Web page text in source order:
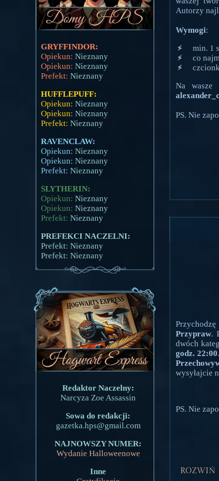
GRYFFINDOR:
Opiekun: Nieznany
Opiekun: Nieznany
Prefekt: Nieznany
HUFFLEPUFF:
Opiekun: Nieznany
Opiekun: Nieznany
Prefekt: Nieznany
RAVENCLAW:
Opiekun: Nieznany
Opiekun: Nieznany
Prefekt: Nieznany
SLYTHERIN:
Opiekun: Nieznany
Opiekun: Nieznany
Prefekt: Nieznany
PREFEKCI NACZELNI:
Prefekt: Nieznany
Prefekt: Nieznany
Redaktor Naczelny:
Narcyza Zoe Assassin
Sowa do redakcji:
gazetka.hps@gmail.com
NAJNOWSZY NUMER:
Wydanie Halloweenowe
Inne
Autorzy
Wymogi:
min. 1
co
Na wasze
PS. Nie
Przypraw.
dwóch
godz. 22:00
wysyłajcie
PS. Nie
Rozwiń